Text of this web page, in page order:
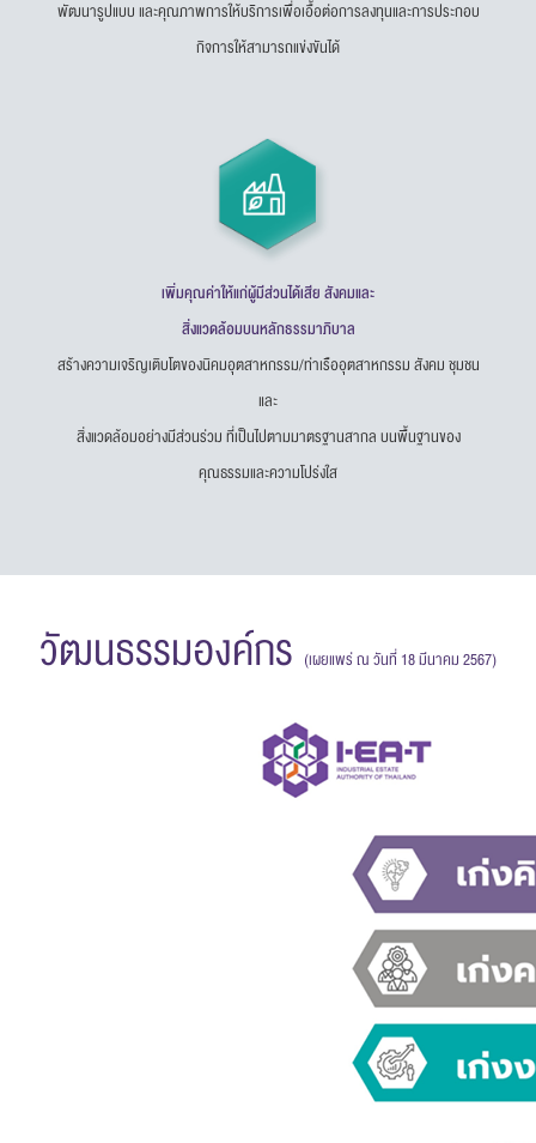
พัฒนารูปแบบ และคุณภาพการให้บริการเพื่อเอื้อต่อการลงทุนและการประกอบ
กิจการให้สามารถแข่งขันได้
เพิ่มคุณค่าให้แก่ผู้มีส่วนได้เสีย สังคมและ
สิ่งแวดล้อมบนหลักธรรมาภิบาล
สร้างความเจริญเติบโตของนิคมอุตสาหกรรม/ท่าเรืออุตสาหกรรม สังคม ชุมชน
และ
สิ่งแวดล้อมอย่างมีส่วนร่วม ที่เป็นไปตามมาตรฐานสากล บนพื้นฐานของ
คุณธรรมและความโปร่งใส
วัฒนธรรมองค์กร (เผยแพร่ ณ วันที่ 18 มีนาคม 2567)